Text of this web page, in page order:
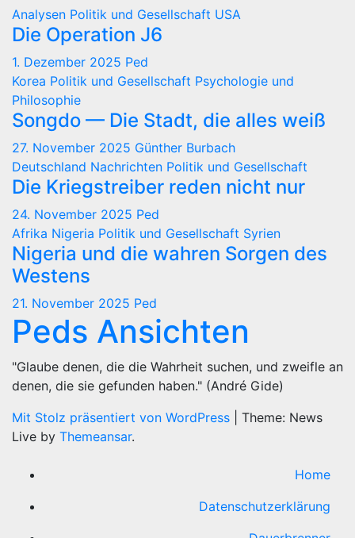
Analysen Politik und Gesellschaft USA
Die Operation J6
1. Dezember 2025 Ped
Korea Politik und Gesellschaft Psychologie und
Philosophie
Songdo — Die Stadt, die alles weiß
27. November 2025 Günther Burbach
Deutschland Nachrichten Politik und Gesellschaft
Die Kriegstreiber reden nicht nur
24. November 2025 Ped
Afrika Nigeria Politik und Gesellschaft Syrien
Nigeria und die wahren Sorgen des
Westens
21. November 2025 Ped
Peds Ansichten
"Glaube denen, die die Wahrheit suchen, und zweifle an
denen, die sie gefunden haben." (André Gide)
Mit Stolz präsentiert von WordPress
Theme: News
Live by Themeansar.
Home
Datenschutzerklärung